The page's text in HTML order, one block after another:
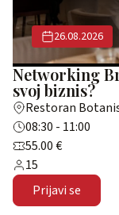
26.08.2026
Networking
svoj biznis?
Restoran
08:30 - 11:00
55.00 €
15
Prijavi se